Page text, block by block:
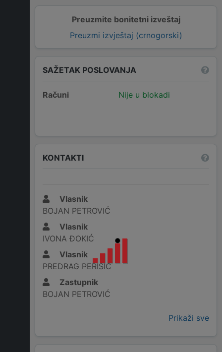
Preuzmite bonitetni izveštaj
Preuzmi izvještaj (crnogorski)
SAŽETAK POSLOVANJA
Računi Nije u blokadi
KONTAKTI
Vlasnik
BOJAN PETROVIĆ
Vlasnik
IVONA ĐOKIĆ
Vlasnik
PREDRAG PERIŠIĆ
Zastupnik
BOJAN PETROVIĆ
Prikaži sve